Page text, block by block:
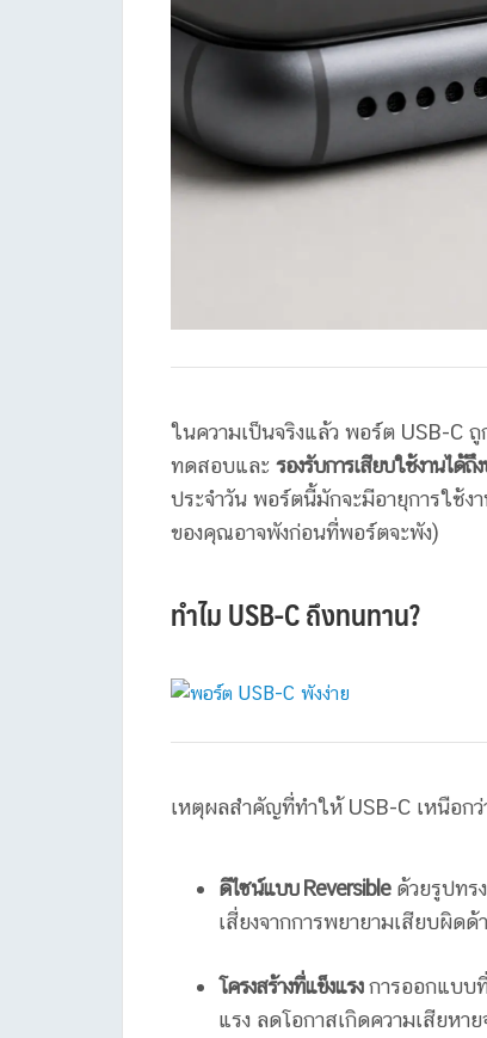
ในความเป็นจริงแล้ว พอร์ต USB-C
ทดสอบและ รองรับการเสียบใช้งานได้ถึ
ประจำวัน พอร์ตนี้มักจะมีอายุการใช้
ของคุณอาจพังก่อนที่พอร์ตจะพัง)
ทำไม USB-C ถึงทนทาน?
เหตุผลสำคัญที่ทำให้ USB-C เหนือก
ดีไซน์แบบ Reversibleด้วยรูปทร
เสี่ยงจากการพยายามเสียบผิด
โครงสร้างที่แข็งแรงการออกแบบ
แรง ลดโอกาสเกิดความเสียหา